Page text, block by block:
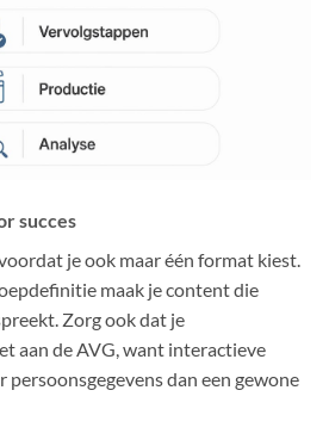
succes
je ook maar één format kiest.
maak je content die
Zorg ook dat je
aan de AVG, want interactieve
dan een gewone